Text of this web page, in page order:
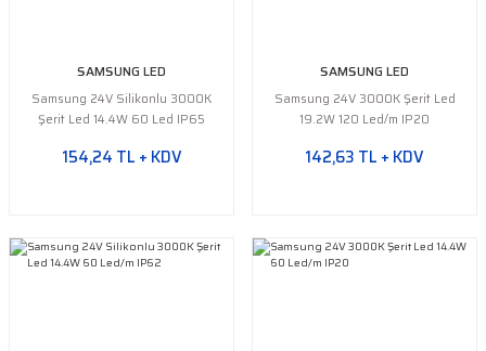
SAMSUNG LED
Samsung 24V Silikonlu 3000K
Şerit Led 14.4W 60 Led IP65
154,24 TL + KDV
SAMSUNG LED
Samsung 24V 3000K Şerit Led
19.2W 120 Led/m IP20
142,63 TL + KDV